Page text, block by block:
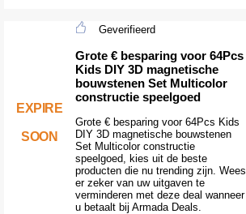
EXPIRE
SOON
Geverifieerd
Grote € besparing voor 64Pcs
Kids DIY 3D magnetische
bouwstenen Set Multicolor
constructie speelgoed
Grote € besparing voor 64Pcs Kids
DIY 3D magnetische bouwstenen
Set Multicolor constructie
speelgoed, kies uit de beste
producten die nu trending zijn. Wees
er zeker van uw uitgaven te
verminderen met deze deal wanneer
u betaalt bij Armada Deals.